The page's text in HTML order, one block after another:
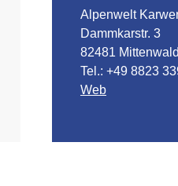
Alpenwelt
Dammkarstr. 3
82481 Mittenwald
Tel.: +49 8823
Web